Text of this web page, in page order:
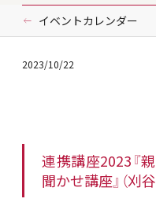
イベントカレンダー
2023/10/22
連携講座2023『
聞かせ講座』（刈谷